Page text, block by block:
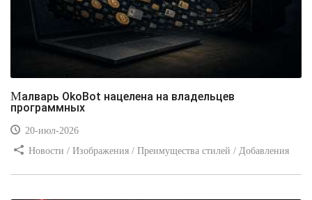
Малварь OkoBot нацелена на владельцев
программных
20-июл-2026
Новости / Изображения / Преимущества стилей / Добавления